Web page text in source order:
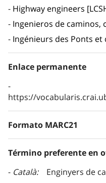
Highway engineers
Ingenieros de caminos,
Ingénieurs des Ponts et
Enlace permanente
https://
Formato MARC21
Término preferente en
Català
Enginyers de